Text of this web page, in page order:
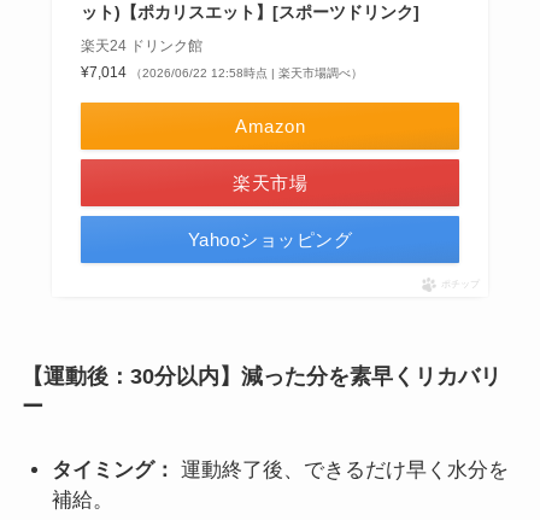
ット)【ポカリスエット】[スポーツドリンク]
楽天24 ドリンク館
¥7,014
（2026/06/22 12:58時点 | 楽天市場調べ）
Amazon
楽天市場
Yahooショッピング
ポチップ
【運動後：30分以内】減った分を素早くリカバリ
ー
タイミング： 運動終了後、できるだけ早く水分を
補給。